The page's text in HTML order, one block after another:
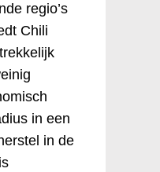
regio’s
Chili
in een
in de